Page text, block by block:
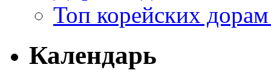
Топ корейских
Календарь